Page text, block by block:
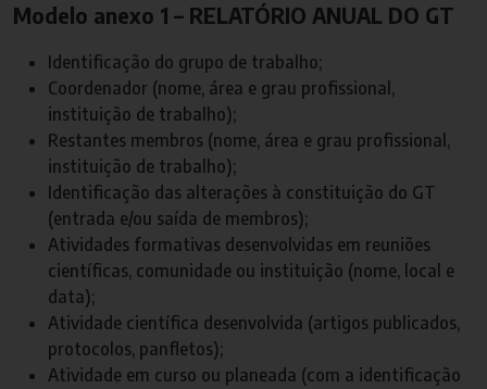
Modelo anexo 1 – RELATÓRIO ANUAL DO GT
Identificação do grupo de trabalho;
Coordenador (nome, área e grau profissional,
instituição de trabalho);
Restantes membros (nome, área e grau profissional,
instituição de trabalho);
Identificação das alterações à constituição do GT
(entrada e/ou saída de membros);
Atividades formativas desenvolvidas em reuniões
científicas, comunidade ou instituição (nome, local e
data);
Atividade científica desenvolvida (artigos publicados,
protocolos, panfletos);
Atividade em curso ou planeada (com a identificação